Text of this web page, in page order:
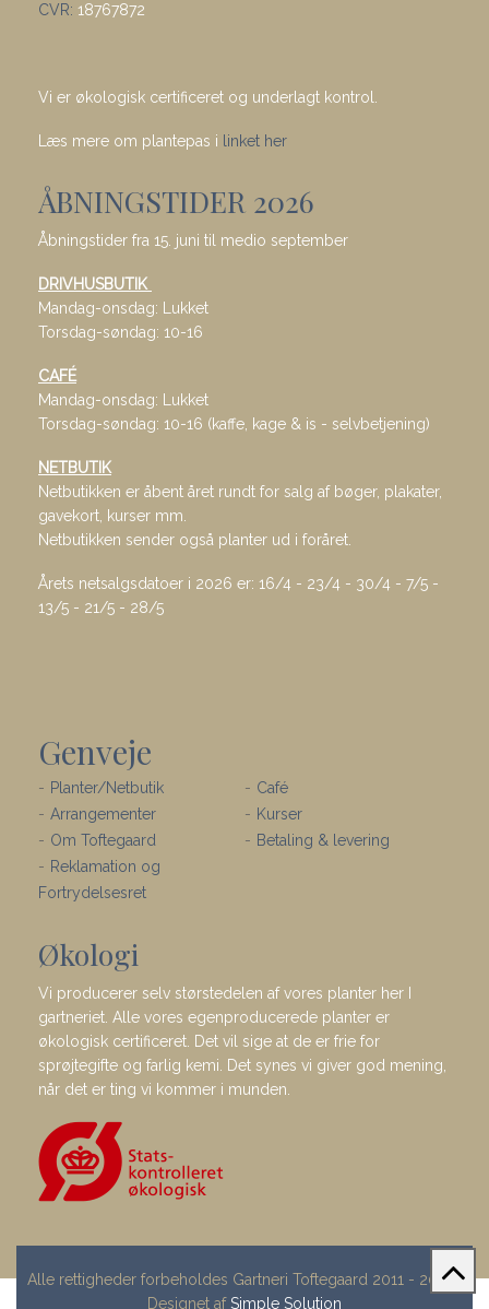
CVR: 18767872
Vi er økologisk certificeret og underlagt kontrol.
Læs mere om plantepas i linket her
ÅBNINGSTIDER 2026
Åbningstider fra 15. juni til medio september
DRIVHUSBUTIK
Mandag-onsdag: Lukket
Torsdag-søndag: 10-16
CAFÉ
Mandag-onsdag: Lukket
Torsdag-søndag: 10-16 (kaffe, kage & is - selvbetjening)
NETBUTIK
Netbutikken er åbent året rundt for salg af bøger, plakater,
gavekort, kurser mm.
Netbutikken sender også planter ud i foråret.
Årets netsalgsdatoer i 2026 er: 16/4 - 23/4 - 30/4 - 7/5 -
13/5 - 21/5 - 28/5
Genveje
Planter/Netbutik
Café
Arrangementer
Kurser
Om Toftegaard
Betaling & levering
Reklamation og
Fortrydelsesret
Økologi
Vi producerer selv størstedelen af vores planter her I
gartneriet. Alle vores egenproducerede planter er
økologisk certificeret. Det vil sige at de er frie for
sprøjtegifte og farlig kemi. Det synes vi giver god mening,
når det er ting vi kommer i munden.
Alle rettigheder forbeholdes Gartneri Toftegaard 2011 - 2023 |
Designet afSimple Solution